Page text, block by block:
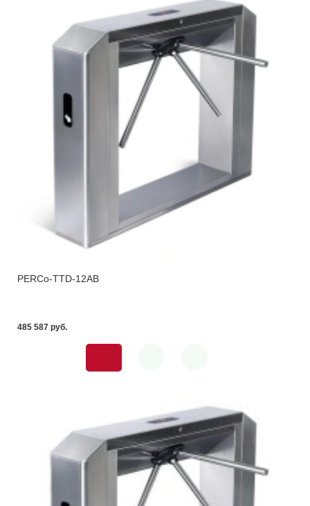
PERCo-TTD-12AB
485 587 pуб.